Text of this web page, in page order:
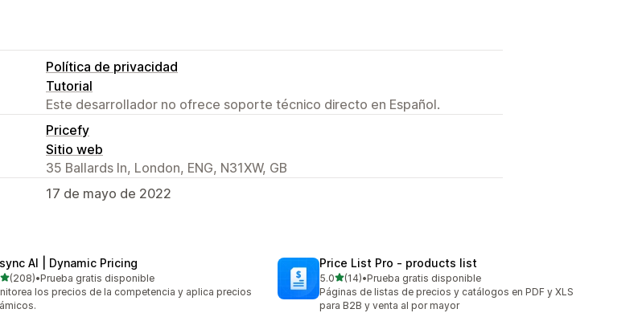
Política de privacidad
Tutorial
Este desarrollador no ofrece soporte técnico directo en Español.
Pricefy
Sitio web
35 Ballards ln, London, ENG, N31XW, GB
17 de mayo de 2022
AI | Dynamic Pricing
de 5 estrellas
(208)
reseñas en total
•Prueba gratis disponible
los precios de la competencia y aplica precios
Price List Pro ‑ products list
5.0de 5 estrellas
(14)
14 reseñas en total
•Prueba gratis disponible
Páginas de listas de precios y catálogos en PDF y XLS
para B2B y venta al por mayor